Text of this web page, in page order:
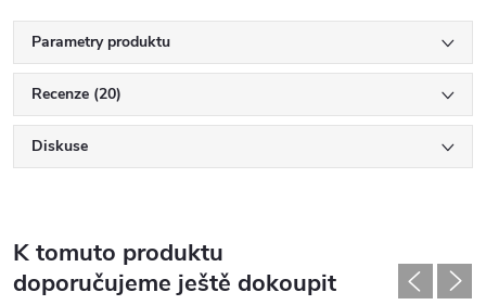
Parametry produktu
Recenze (20)
Diskuse
K tomuto produktu
doporučujeme ještě dokoupit